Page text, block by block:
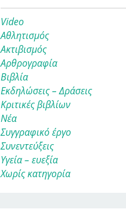
Video
Αθλητισμός
Ακτιβισμός
Αρθρογραφία
Βιβλία
Εκδηλώσεις – Δράσεις
Κριτικές βιβλίων
Νέα
Συγγραφικό έργο
Συνεντεύξεις
Υγεία – ευεξία
Χωρίς κατηγορία